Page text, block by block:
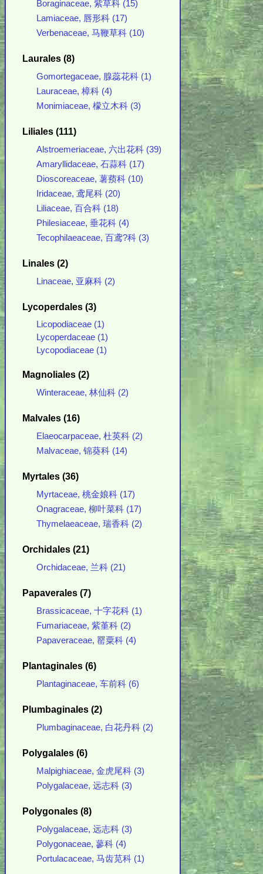
Boraginaceae, 紫草科 (15)
Lamiaceae, 唇形科 (17)
Verbenaceae, 马鞭草科 (10)
Laurales (8)
Gomortegaceae, 腺蕊花科 (1)
Lauraceae, 樟科 (4)
Monimiaceae, 檬立木科 (3)
Liliales (111)
Alstroemeriaceae, 六出花科 (39)
Amaryllidaceae, 石蒜科 (17)
Dioscoreaceae, 薯蓣科 (10)
Iridaceae, 鸢尾科 (20)
Liliaceae, 百合科 (18)
Philesiaceae, 垂花科 (4)
Tecophilaeaceae, 百鸢?科 (3)
Linales (2)
Linaceae, 亚麻科 (2)
Lycoperdales (3)
Licopodiaceae (1)
Lycoperdaceae (1)
Lycopodiaceae (1)
Magnoliales (2)
Winteraceae, 林仙科 (2)
Malvales (16)
Elaeocarpaceae, 杜英科 (2)
Malvaceae, 锦葵科 (14)
Myrtales (36)
Myrtaceae, 桃金娘科 (17)
Onagraceae, 柳叶菜科 (17)
Thymelaeaceae, 瑞香科 (2)
Orchidales (21)
Orchidaceae, 兰科 (21)
Papaverales (7)
Brassicaceae, 十字花科 (1)
Fumariaceae, 紫堇科 (2)
Papaveraceae, 罂粟科 (4)
Plantaginales (6)
Plantaginaceae, 车前科 (6)
Plumbaginales (2)
Plumbaginaceae, 白花丹科 (2)
Polygalales (6)
Malpighiaceae, 金虎尾科 (3)
Polygalaceae, 远志科 (3)
Polygonales (8)
Polygalaceae, 远志科 (3)
Polygonaceae, 蓼科 (4)
Portulacaceae, 马齿苋科 (1)